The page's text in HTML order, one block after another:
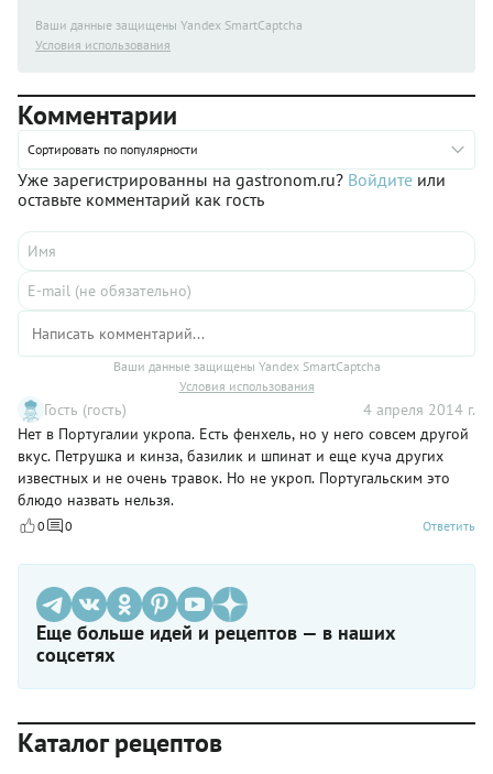
Ваши данные защищены Yandex SmartCaptcha
Условия использования
Комментарии
Сортировать по популярности
Уже зарегистрированны на gastronom.ru? Войдите или
оставьте комментарий как гость
Ваши данные защищены Yandex SmartCaptcha
Условия использования
Гость (гость)
4 апреля 2014 г.
Нет в Португалии укропа. Есть фенхель, но у него совсем другой
вкус. Петрушка и кинза, базилик и шпинат и еще куча других
известных и не очень травок. Но не укроп. Португальским это
блюдо назвать нельзя.
0 0 Ответить
Еще больше идей и рецептов — в наших
соцсетях
Каталог рецептов